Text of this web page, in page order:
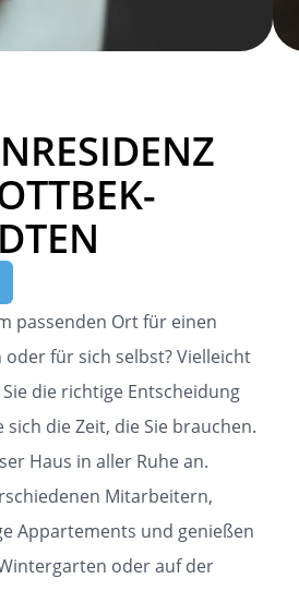
passenden Ort für einen
für sich selbst? Vielleicht
die richtige Entscheidung
die Zeit, die Sie brauchen.
Haus in aller Ruhe an.
Mitarbeitern,
Appartements und genießen
oder auf der